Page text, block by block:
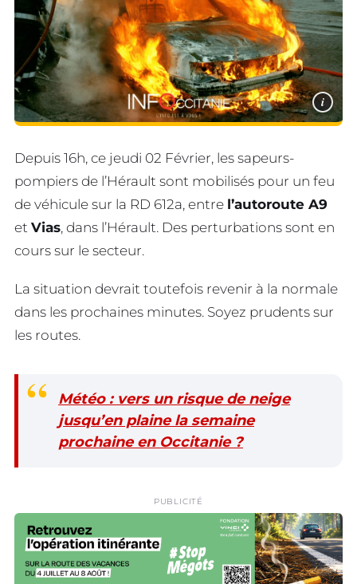
i
Depuis 16h, ce jeudi 02 Février, les sapeurs-
pompiers de l’Hérault sont mobilisés pour un feu
de véhicule sur la RD 612a, entre l’autoroute A9
et Vias, dans l’Hérault. Des perturbations sont en
cours sur le secteur.
La situation devrait toutefois revenir à la normale
dans les prochaines minutes. Soyez prudents sur
les routes.
Météo : vers un risque de neige
jusqu’en plaine la semaine
prochaine en Occitanie ?
PUBLICITÉ